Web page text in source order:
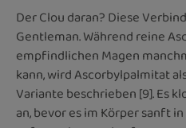
Der Clou daran? Diese
Gentleman. Während reine
empfindlichen Magen
kann, wird Ascorbylpalmitat
Variante beschrieben [9]. Es
an, bevor es im Körper sanft